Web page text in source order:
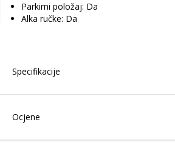
Parkirni položaj: Da
Alka ručke: Da
Specifikacije
Ocjene